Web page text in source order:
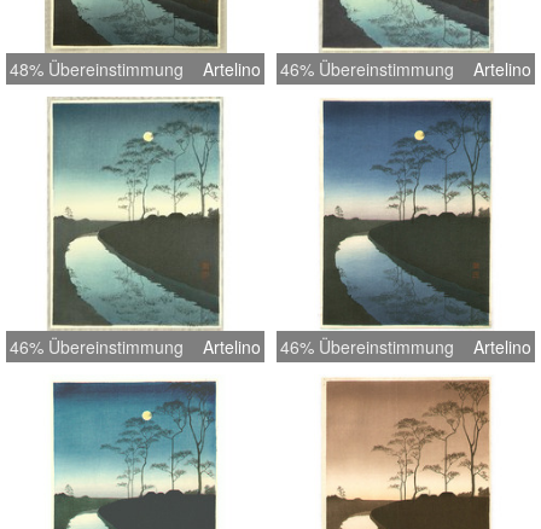
48% Übereinstimmung Artelino 46% Übereinstimmung Artelino
46% Übereinstimmung Artelino 46% Übereinstimmung Artelino